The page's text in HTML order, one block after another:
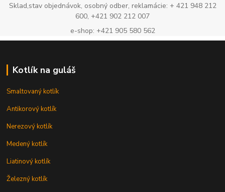
Sklad,stav objednávok, osobný odber, reklamácie: + 421 948 212
600, +421 902 212 007
e-shop: +421 905 580 562
Kotlík na guláš
Smaltovaný kotlík
Antikorový kotlík
Nerezový kotlík
Medený kotlík
Liatinový kotlík
Železný kotlík